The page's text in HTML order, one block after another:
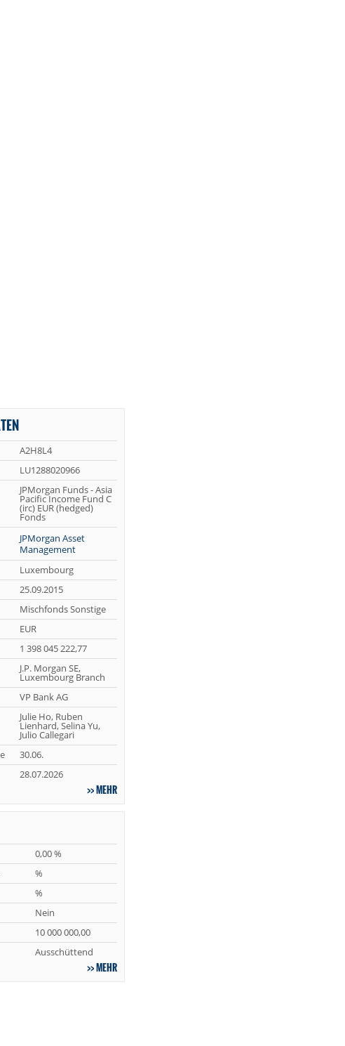
A2H8L4
LU1288020966
JPMorgan Funds - Asia
Pacific Income Fund C
(irc) EUR (hedged)
Fonds
JPMorgan Asset
Management
Luxembourg
25.09.2015
Mischfonds Sonstige
EUR
1 398 045 222,77
J.P. Morgan SE,
Luxembourg Branch
VP Bank AG
Julie Ho, Ruben
Lienhard, Selina Yu,
Julio Callegari
30.06.
28.07.2026
MEHR
0,00 %
%
%
Nein
10 000 000,00
Ausschüttend
MEHR